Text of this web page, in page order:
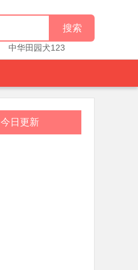
中华田园犬123
今日更新